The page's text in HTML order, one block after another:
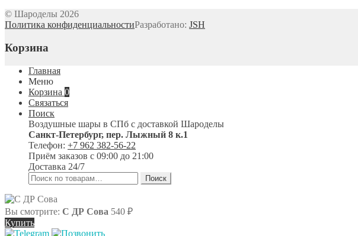
© Шароделы 2026
Политика конфиденциальностиРазработано: JSH
Корзина
Главная
Меню
Корзина 0
Связаться
Поиск
Воздушные шары в СПб с доставкой Шароделы
Санкт-Петербург, пер. Лыжный 8 к.1
Телефон: +7 962 382-56-22
Приём заказов с 09:00 до 21:00
Доставка 24/7
Искать:
Поиск
Вы смотрите: С ДР Сова 540 ₽
Купить